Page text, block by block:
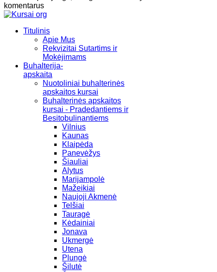
komentarus
Titulinis
Apie Mus
Rekvizitai Sutartims ir
Mokėjimams
Buhalterija-
apskaita
Nuotoliniai buhalterinės
apskaitos kursai
Buhalterinės apskaitos
kursai - Pradedantiems ir
Besitobulinantiems
Vilnius
Kaunas
Klaipėda
Panevėžys
Šiauliai
Alytus
Marijampolė
Mažeikiai
Naujoji Akmenė
Telšiai
Tauragė
Kėdainiai
Jonava
Ukmergė
Utena
Plungė
Šilutė